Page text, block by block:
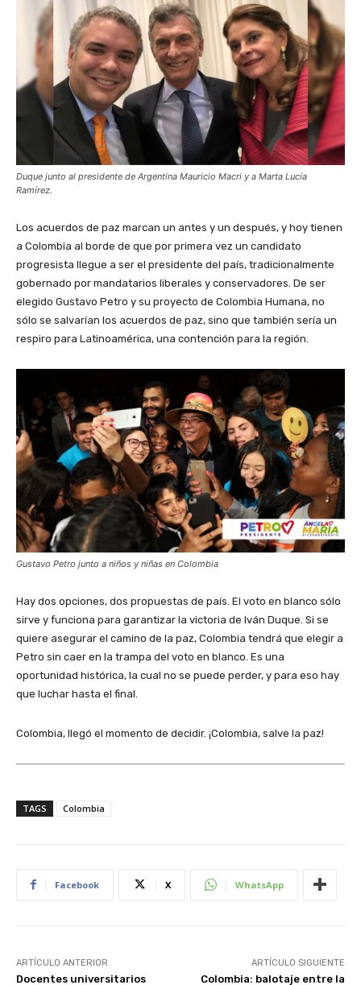
Duque junto al presidente de Argentina Mauricio Macri y a Marta Lucía
Ramírez.
Los acuerdos de paz marcan un antes y un después, y hoy tienen
a Colombia al borde de que por primera vez un candidato
progresista llegue a ser el presidente del país, tradicionalmente
gobernado por mandatarios liberales y conservadores. De ser
elegido Gustavo Petro y su proyecto de Colombia Humana, no
sólo se salvarían los acuerdos de paz, sino que también sería un
respiro para Latinoamérica, una contención para la región.
Gustavo Petro junto a niños y niñas en Colombia
Hay dos opciones, dos propuestas de país. El voto en blanco sólo
sirve y funciona para garantizar la victoria de Iván Duque. Si se
quiere asegurar el camino de la paz, Colombia tendrá que elegir a
Petro sin caer en la trampa del voto en blanco. Es una
oportunidad histórica, la cual no se puede perder, y para eso hay
que luchar hasta el final.
Colombia, llegó el momento de decidir. ¡Colombia, salve la paz!
TAGS Colombia
Facebook X WhatsApp
ARTÍCULO ANTERIOR
Docentes universitarios
ARTÍCULO SIGUIENTE
Colombia: balotaje entre la